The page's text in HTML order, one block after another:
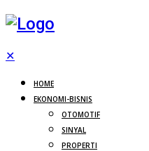
✕
HOME
EKONOMI-BISNIS
OTOMOTIF
SINYAL
PROPERTI